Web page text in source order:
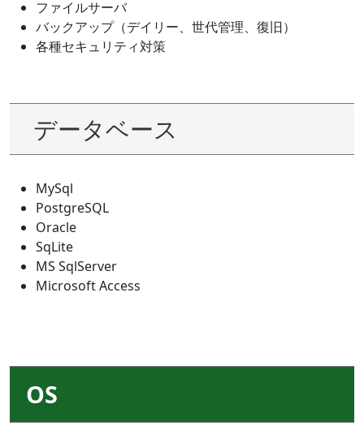
ファイルサーバ
バックアップ（デイリー、世代管理、復旧）
各種セキュリティ対策
データベース
MySql
PostgreSQL
Oracle
SqLite
MS SqlServer
Microsoft Access
OS